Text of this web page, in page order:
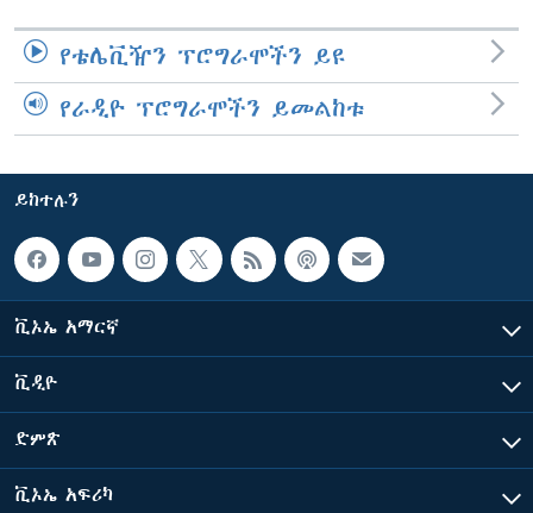
የቴሌቪዥን ፕሮግራሞችን ይዩ
የራዲዮ ፕሮግራሞችን ይመልከቱ
ይከተሉን
ቪኦኤ አማርኛ
ቪዲዮ
ድምጽ
ቪኦኤ አፍሪካ